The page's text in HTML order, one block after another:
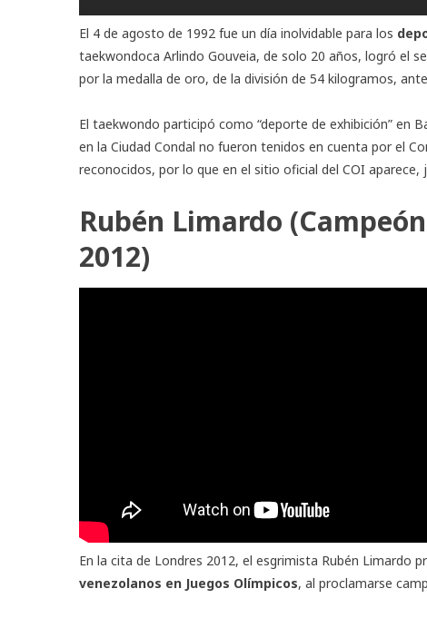
El 4 de agosto de 1992 fue un día inolvidable para los
taekwondoca Arlindo Gouveia, de solo 20 años, logró el
por la medalla de oro, de la división de 54 kilogramos,
El taekwondo participó como “deporte de exhibición” en
en la Ciudad Condal no fueron tenidos en cuenta por el
reconocidos, por lo que en el sitio oficial del COI aparece,
Rubén Limardo
2012)
En la cita de Londres 2012, el esgrimista Rubén
venezolanos en Juegos Olímpicos, al proclamarse